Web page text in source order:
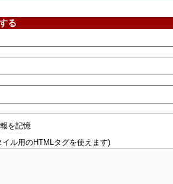
る
を記憶
イル用のHTMLタグを使えます)